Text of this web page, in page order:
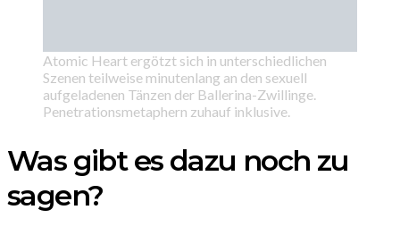
Atomic Heart ergötzt sich in unterschiedlichen
Szenen teilweise minutenlang an den sexuell
aufgeladenen Tänzen der Ballerina-Zwillinge.
Penetrationsmetaphern zuhauf inklusive.
Was gibt es dazu noch zu
sagen?